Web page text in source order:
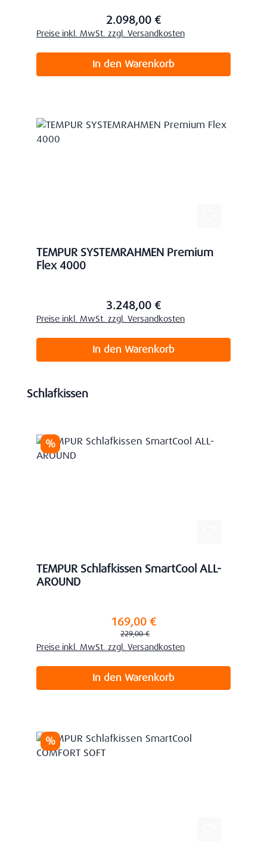
Regulärer Preis:2.098,00 €
Preise inkl. MwSt. zzgl. Versandkosten
In den Warenkorb
TEMPUR SYSTEMRAHMEN Premium
Flex 4000
Regulärer Preis:3.248,00 €
Preise inkl. MwSt. zzgl. Versandkosten
In den Warenkorb
Produktgalerie überspringen
Schlafkissen
Rabatt
%
TEMPUR Schlafkissen SmartCool ALL-
AROUND
169,00 €
Regulärer Preis:
229,00 €
Preise inkl. MwSt. zzgl. Versandkosten
In den Warenkorb
Rabatt
%